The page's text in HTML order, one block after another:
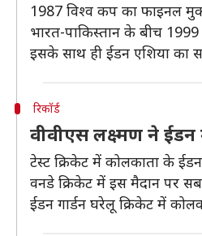
1987 विश्व कप का फाइनल
भारत-पाकिस्तान के बीच
इसके साथ ही ईडन एशिया का
रिकॉर्ड
वीवीएस लक्ष्मण ने
टेस्ट क्रिकेट में कोलकाता के
वनडे क्रिकेट में इस मैदान पर
ईडन गार्डन घरेलू क्रिकेट में